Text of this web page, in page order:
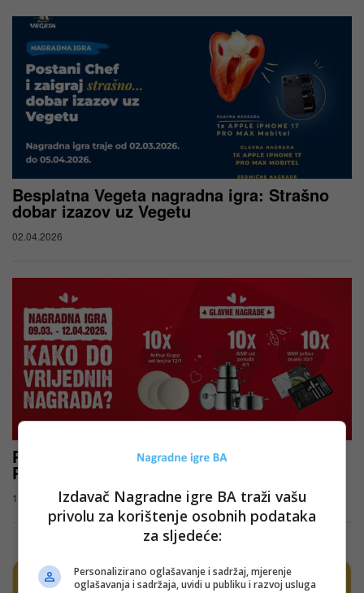
Besplatna Vegeta nagradna igra: Strašno
dobar izazov uz Vegetu
02.04.2026
Podravka nagradna igra: Juhuuu za
Podravka juhu
18.03.2026 Izdavač Nagradne igre BA traži vašu
privolu za korištenje osobnih podataka
za sljedeće:
Personalizirano oglašavanje i sadržaj, mjerenje
oglašavanja i sadržaja, uvidi u publiku i razvoj usluga